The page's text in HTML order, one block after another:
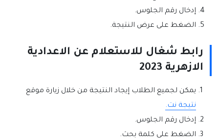
إدخال رقم الجلوس.
الضغط على عرض النتيجة.
رابط شغال للاستعلام عن الاعدادية
الازهرية 2023
يمكن لجميع الطلاب إيجاد النتيجة من خلال زيارة موقع
نتيجة نت.
إدخال رقم الجلوس.
الضغط على كلمة بحث.